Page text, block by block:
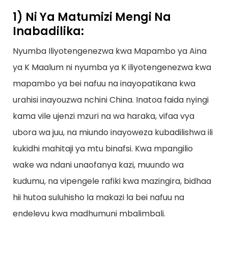
1) Ni Ya Matumizi Mengi Na
Inabadilika:
Nyumba Iliyotengenezwa kwa Mapambo ya Aina
ya K Maalum ni nyumba ya K iliyotengenezwa kwa
mapambo ya bei nafuu na inayopatikana kwa
urahisi inayouzwa nchini China. Inatoa faida nyingi
kama vile ujenzi mzuri na wa haraka, vifaa vya
ubora wa juu, na miundo inayoweza kubadilishwa ili
kukidhi mahitaji ya mtu binafsi. Kwa mpangilio
wake wa ndani unaofanya kazi, muundo wa
kudumu, na vipengele rafiki kwa mazingira, bidhaa
hii hutoa suluhisho la makazi la bei nafuu na
endelevu kwa madhumuni mbalimbali.